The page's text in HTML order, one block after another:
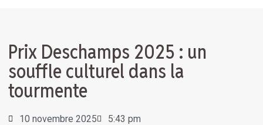
Prix Deschamps 2025 : un
souffle culturel dans la
tourmente
10 novembre 2025 5:43 pm